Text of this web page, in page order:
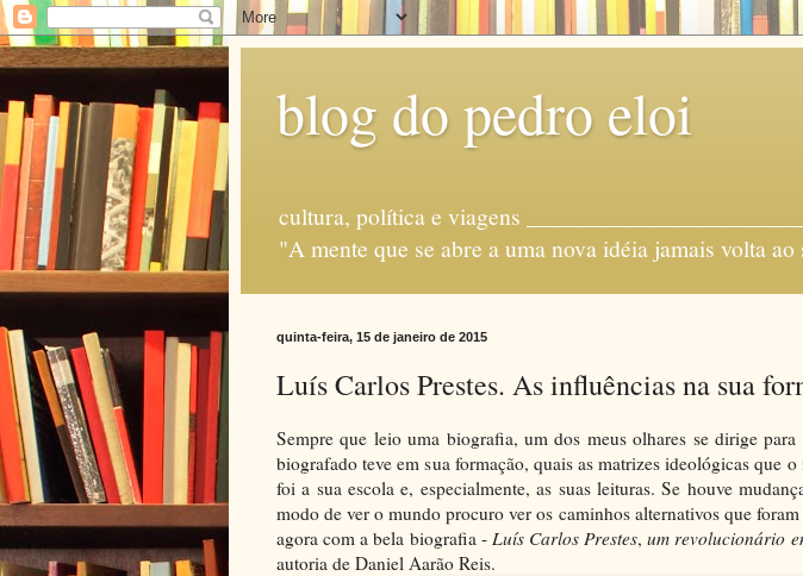
blog do pedro eloi
cultura, política e viagens
"A mente que se abre a uma nova idéia jamais volta
quinta-feira, 15 de janeiro de 2015
Luís Carlos Prestes. As influências na sua
Sempre que leio uma biografia, um dos meus olhares se dirige
biografado teve em sua formação, quais as matrizes ideológicas que
foi a sua escola e, especialmente, as suas leituras. Se houve
modo de ver o mundo procuro ver os caminhos alternativos que
agora com a bela biografia - Luís Carlos Prestes,um revolucionário
autoria de Daniel Aarão Reis.